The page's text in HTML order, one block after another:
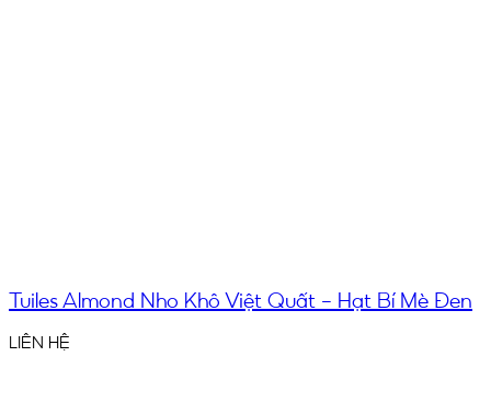
Tuiles Almond Nho Khô Việt Quất – Hạt Bí Mè Đen
LIÊN HỆ